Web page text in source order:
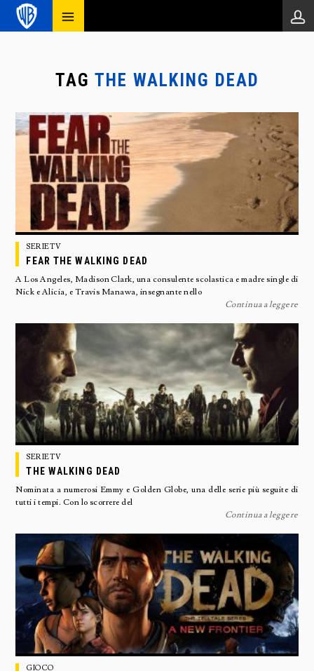
TAG THE WALKING DEAD
SERIETV
FEAR THE WALKING DEAD
A Los Angeles, Madison Clark, una consulente scolastica e madre single di
Nick e Alicia, e Travis Manawa, insegnante nello
Continua a leggere
SERIETV
THE WALKING DEAD
Nominata a numerosi Emmy e Golden Globe, una delle serie più seguite di
tutti i tempi. Con lo scorrere del
Continua a leggere
GIOCO